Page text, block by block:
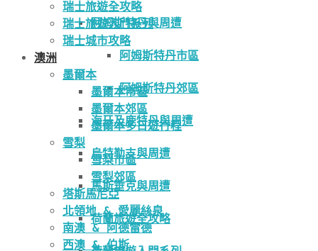
阿姆斯特丹與周遭
阿姆斯特丹市區
阿姆斯特丹郊區
海牙及鹿特丹與周遭
烏特勒支與周遭
馬斯垂克與周遭
荷蘭旅遊全攻略
瑞士旅遊全攻略
瑞士旅遊入門系列
瑞士城市攻略
澳洲
墨爾本
墨爾本市區
墨爾本郊區
墨爾本多日遊行程
雪梨
雪梨市區
雪梨郊區
塔斯馬尼亞
北領地 & 愛麗絲泉
南澳 & 阿德雷德
西澳 & 伯斯